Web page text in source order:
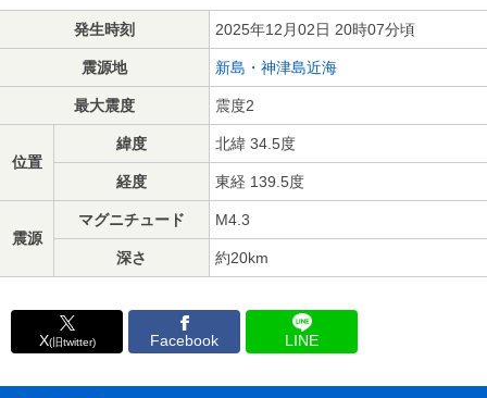
発生時刻 2025年12月02日 20時07分頃
震源地 新島・神津島近海
最大震度 震度2
位置
緯度 北緯 34.5度
経度 東経 139.5度
震源
マグニチュード M4.3
深さ 約20km
X(旧twitter) Facebook LINE